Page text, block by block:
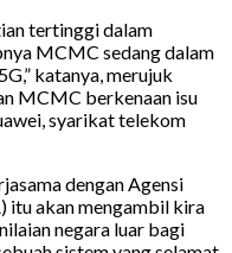
tertinggi dalam
MCMC sedang dalam
katanya, merujuk
MCMC berkenaan isu
syarikat telekom
dengan Agensi
itu akan mengambil kira
negara luar bagi